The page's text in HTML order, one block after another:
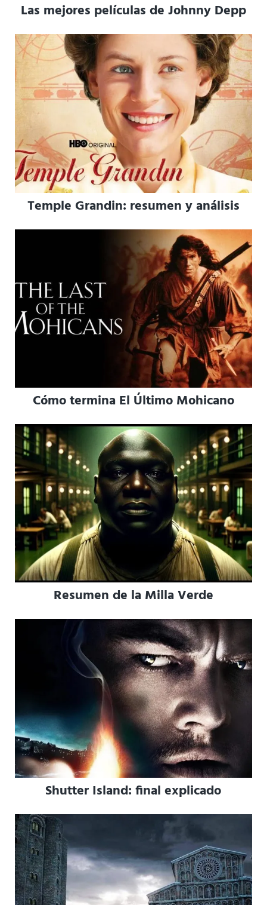
Las mejores películas de Johnny Depp
Temple Grandin: resumen y análisis
Cómo termina El Último Mohicano
Resumen de la Milla Verde
Shutter Island: final explicado